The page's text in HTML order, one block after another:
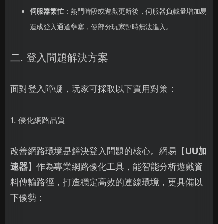
伺服器繁忙：熱門時段或遊戲更新後，伺服器負載量增加易
造成登入通道壅塞，使部分玩家暫時無法進入。
二. 登入問題解決方案
面對登入障礙，玩家可採取以下實用對策：
1. 優化網路品質
改善網路環境是解決登入問題的核心。網易【UU加
速器】作為專業網路優化工具，能智能分析遊戲資
料傳輸路徑，打造穩定高效的連線環境，更具備以
下優勢：